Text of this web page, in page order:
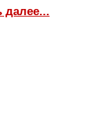
далее...